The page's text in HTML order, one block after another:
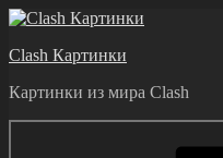
Перейти
содержимому
Clash Картинки
Картинки из мира Clash